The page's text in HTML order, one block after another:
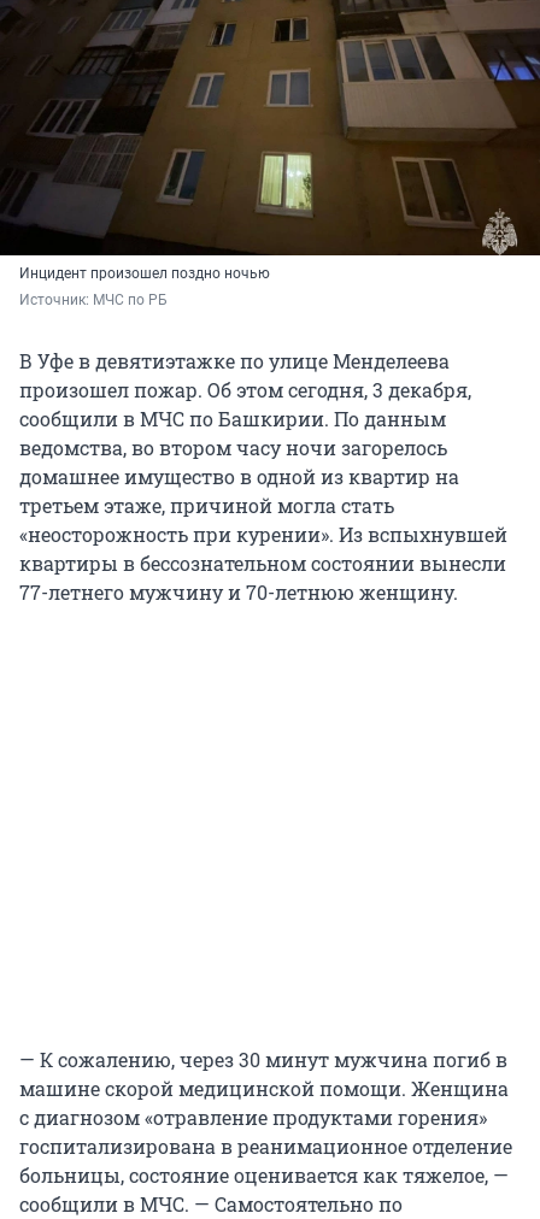
Инцидент произошел поздно ночью
Источник: МЧС по РБ
В Уфе в девятиэтажке по улице Менделеева
произошел пожар. Об этом сегодня, 3 декабря,
сообщили в МЧС по Башкирии. По данным
ведомства, во втором часу ночи загорелось
домашнее имущество в одной из квартир на
третьем этаже, причиной могла стать
«неосторожность при курении». Из вспыхнувшей
квартиры в бессознательном состоянии вынесли
77-летнего мужчину и 70-летнюю женщину.
— К сожалению, через 30 минут мужчина погиб в
машине скорой медицинской помощи. Женщина
с диагнозом «отравление продуктами горения»
госпитализирована в реанимационное отделение
больницы, состояние оценивается как тяжелое, —
сообщили в МЧС. — Самостоятельно по